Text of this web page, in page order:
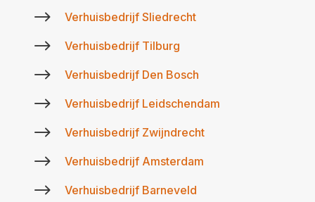
$ Verhuisbedrijf Sliedrecht
$ Verhuisbedrijf Tilburg
$ Verhuisbedrijf Den Bosch
$ Verhuisbedrijf Leidschendam
$ Verhuisbedrijf Zwijndrecht
$ Verhuisbedrijf Amsterdam
$ Verhuisbedrijf Barneveld